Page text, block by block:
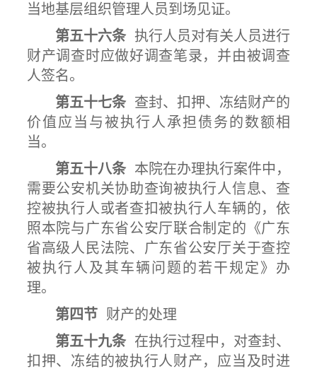
当地基层组织管理人员到场见证。
第五十六条 执行人员对有关人员进行
财产调查时应做好调查笔录，并由被调查
人签名。
第五十七条 查封、扣押、冻结财产的
价值应当与被执行人承担债务的数额相
当。
第五十八条 本院在办理执行案件中，
需要公安机关协助查询被执行人信息、查
控被执行人或者查扣被执行人车辆的，依
照本院与广东省公安厅联合制定的《广东
省高级人民法院、广东省公安厅关于查控
被执行人及其车辆问题的若干规定》办
理。
第四节 财产的处理
第五十九条 在执行过程中，对查封、
扣押、冻结的被执行人财产，应当及时进